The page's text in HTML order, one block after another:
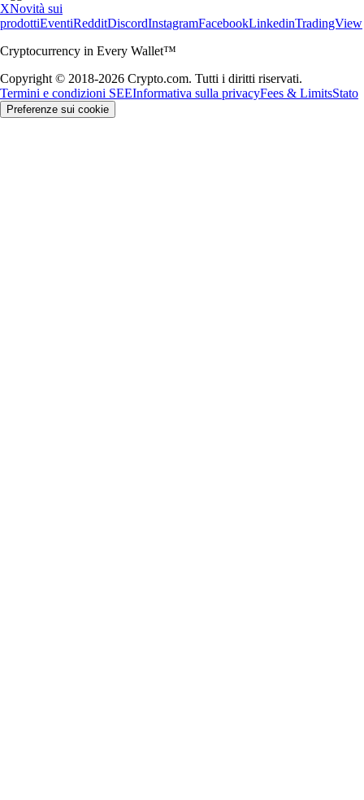
XNovità sui
prodottiEventiRedditDiscordInstagramFacebookLinkedinTradingView
Cryptocurrency in Every Wallet™
Copyright © 2018-2026 Crypto.com. Tutti i diritti riservati.
Termini e condizioni SEEInformativa sulla privacyFees & LimitsStato
Preferenze sui cookie